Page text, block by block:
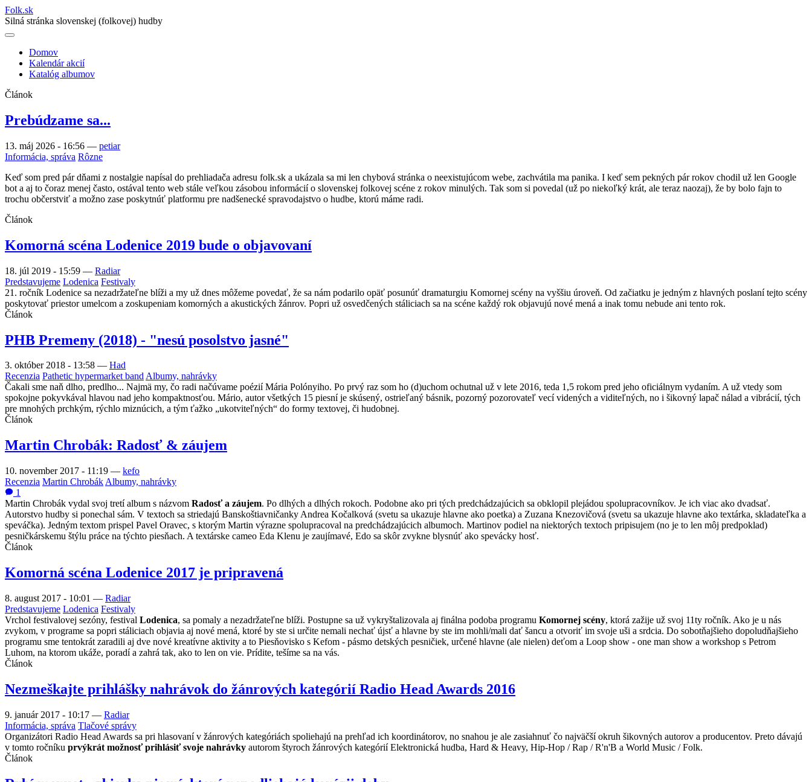
Folk.sk
Silná stránka slovenskej (folkovej) hudby
Main
navigation
Domov
Kalendár akcií
Katalóg albumov
Článok
Prebúdzame sa...
13. máj 2026 - 16:56 — petiar
Informácia, správa Rôzne
Keď som pred pár dňami z nostalgie napísal do prehliadača adresu folk.sk a ukázala sa mi len chybová stránka o neexistujúcom webe, zachvátila ma panika. I keď sem pekných pár rokov chodil už len Google
bot a aj to čoraz menej často, ostával tento web stále veľkou zásobou informácií o slovenskej folkovej scéne z rokov minulých. Tak som si povedal (už po niekoľký krát, ale teraz naozaj), že by bolo fajn to
trochu občerstviť a možno zase poskytnúť platformu pre nadšenecké spravodajstvo o hudbe, ktorú máme radi.
Článok
Komorná scéna Lodenice 2019 bude o objavovaní
18. júl 2019 - 15:59 — Radiar
Predstavujeme Lodenica Festivaly
21. ročník Lodenice sa nezadržateľne blíži a my už dnes môžeme povedať, že sa nám podarilo opäť posunúť dramaturgiu Komornej scény na vyššiu úroveň. Od začiatku je jedným z hlavných poslaní tejto scény
poskytovať priestor umelcom a zoskupeniam komorných a akustických žánrov. Popri už osvedčených stáliciach sa na scéne každý rok objavujú nové mená a inak tomu nebude ani tento rok.
Článok
PHB Premeny (2018) - "nesú posolstvo jasné"
3. október 2018 - 13:58 — Had
Recenzia Pathetic hypermarket bandAlbumy, nahrávky
Čakali sme naň dlho, predlho... Najmä my, čo radi načúvame poézií Mária Polónyiho. Po prvý raz som ho (d)uchom ochutnal už v lete 2016, teda 1,5 rokom pred jeho oficiálnym vydaním. A už vtedy som
spokojne pokyvkával hlavou nad jeho kompaktnosťou. Mário, autor všetkých 15 piesní je skúsený, ostrieľaný básnik, pozorný pozorovateľ vecí videných a viditeľných, no i šikovný lapač nálad a vibrácií, tých
pre mnohých prchkým, rýchlo miznúcich, a tým ťažko „ukotviteľných“ do formy textovej, či hudobnej.
Článok
Martin Chrobák: Radosť & záujem
10. november 2017 - 11:19 — kefo
Recenzia Martin Chrobák Albumy, nahrávky
1
Martin Chrobák vydal svoj tretí album s názvom Radosť a záujem. Po dlhých a dlhých rokoch. Podobne ako pri tých predchádzajúcich sa obklopil plejádou spolupracovníkov. Je ich viac ako dvadsať.
Autorstvo hudby si ponechal sám. V textoch sa striedajú Banskoštiavničanky Andrea Kočalková (svetu sa ukazuje hlavne ako poetka) a Zuzana Knezovičová (svetu sa ukazuje hlavne ako textárka, skladateľka a
speváčka). Jedným textom prispel Pavel Oravec, s ktorým Martin výrazne spolupracoval na predchádzajúcich albumoch. Martinov podiel na niektorých textoch pripisujem (no je to len môj predpoklad)
pesničkárskemu štýlu práce na týchto piesňach. A textárske cameo Eda Klenu je zaujímavé, Edo sa skôr zvykne blysnúť ako spevácky hosť.
Článok
Komorná scéna Lodenice 2017 je pripravená
8. august 2017 - 10:01 — Radiar
Predstavujeme Lodenica Festivaly
Vrchol festivalovej sezóny, festival Lodenica, sa pomaly a nezadržateľne blíži. Postupne sa už vykryštalizovala aj finálna podoba programu Komornej scény, ktorá zažije už svoj 11ty ročník. Ako je u nás
zvykom, v programe sa popri stáliciach objavia aj nové mená, ktoré by ste si určite nemali nechať újsť a hlavne by ste im mohli/mali dať šancu a otvoriť im svoje uši a srdcia. Do sobotňajšieho dopoludňajšieho
programu sme tentokrát zaradili aj dve nové kreatívne aktivity a to Piesňovisko s Kefom - pásmo detských pesničiek, určené hlavne (ale nielen) deťom a Loop show - one man show a workshop s Petrom
Luhom, na ktorom ukáže, poradí a zahrá tak, ako to len on vie. Prídite, tešíme sa na vás.
Článok
Nezmeškajte prihlášky nahrávok do žánrových kategórií Radio Head Awards 2016
9. január 2017 - 10:17 — Radiar
Informácia, správa Tlačové správy
Organizátori Radio Head Awards sa pri hlasovaní v žánrových kategóriách spoliehajú na prehľad ich koordinátorov, no snahou je ale zasiahnuť čo najväčší okruh šikovných autorov a producentov. Preto dávajú
v tomto ročníku prvýkrát možnosť prihlásiť svoje nahrávky autorom štyroch žánrových kategórií Elektronická hudba, Hard & Heavy, Hip-Hop / Rap / R'n'B a World Music / Folk.
Článok